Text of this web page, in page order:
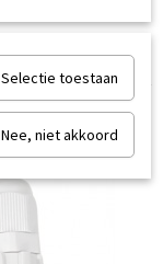
Selectie toestaan
Nee, niet akkoord